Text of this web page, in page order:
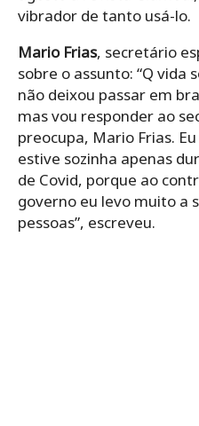
vibrador de tanto usá-lo.
Mario Frias, secretário
sobre o assunto: “Q vida
não deixou passar em
mas vou responder ao
preocupa, Mario Frias.
estive sozinha apenas
de Covid, porque ao
governo eu levo muito a
pessoas”, escreveu.